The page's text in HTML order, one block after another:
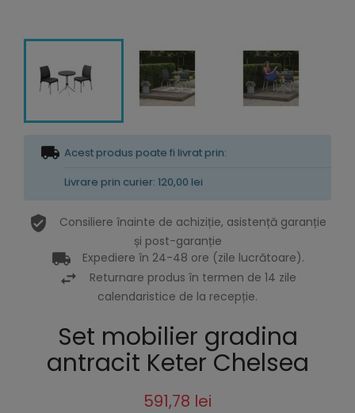
Acest produs poate fi livrat prin:
Livrare prin curier: 120,00 lei
Consiliere înainte de achiziție, asistență garanție
și post-garanție
Expediere în 24-48 ore (zile lucrătoare).
Returnare produs în termen de 14 zile
calendaristice de la recepție.
Set mobilier gradina
antracit Keter Chelsea
591,78 lei